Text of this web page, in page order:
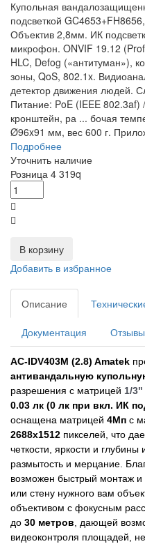
Купольная
подсветкой
Объектив 2,8мм. ИК
микрофон. ONVIF 19.12
HLC, Defog («антитуман»),
зоны, QoS, 802.1x.
детектор движения людей.
Питание: PoE (IEEE
кронштейн, ра ... бочая
Ø96x91 мм, вес 600 г.
Подробнее
Уточнить наличие
Розница 4 319q
В корзину
Добавить в избранное
Описание
Документация Отзывы
AC-IDV403M (2.8)​ Amatek
антивандальную
разрешения с матрицей 1/3"
0.03 лк (0 лк при вкл. ИК
оснащена матрицей 4Мп с
2688х1512 пикселей, что
четкости, яркости и
размытость и мерцание.
возможен быстрый монтаж и
или стену нужного вам
объективом с фокусным
до 30 метров, дающей
видеоконтроля площадей,